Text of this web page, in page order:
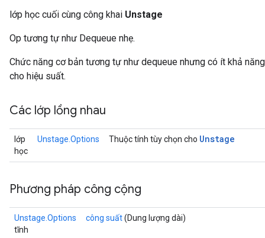
lớp học cuối cùng công khai Unstage
Op tương tự như Dequeue nhẹ.
Chức năng cơ bản tương tự như dequeue nhưng có ít khả
cho hiệu suất.
Các lớp lồng nhau
lớp
học
Unstage.Options Thuộc tính tùy chọn cho Unstage
Phương pháp công cộng
Unstage.Options
tĩnh
công suất(Dung lượng dài)